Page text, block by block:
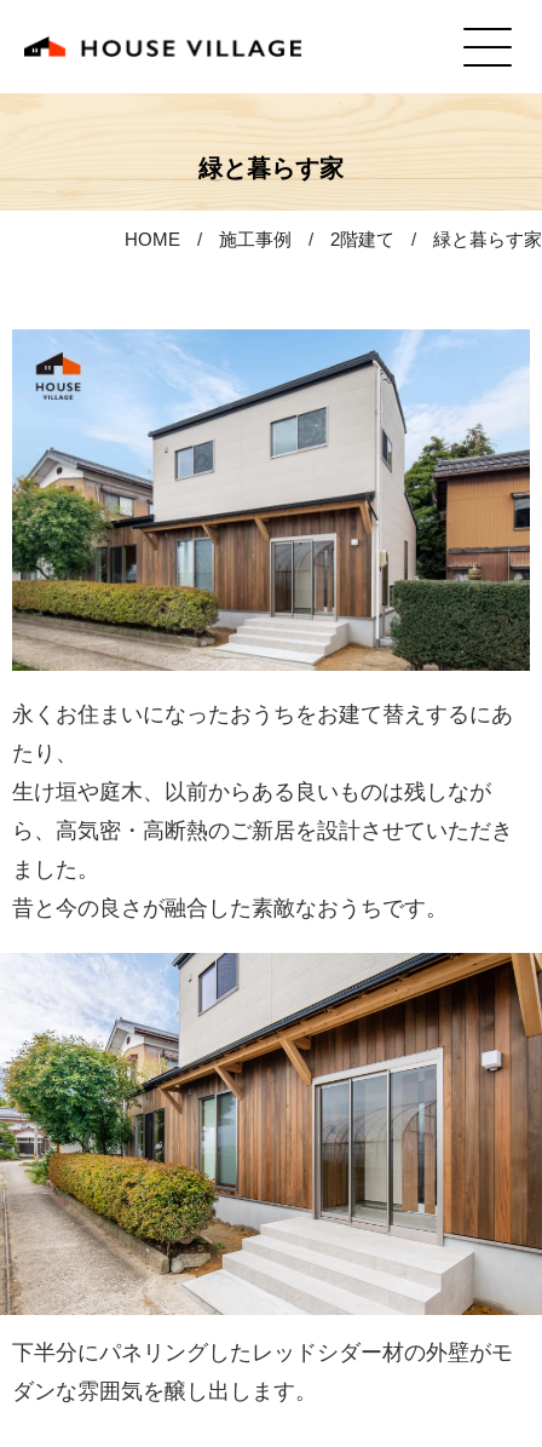
緑と暮らす家
HOME 施工事例 2階建て 緑と暮らす家
永くお住まいになったおうちをお建て替えするにあ
たり、
生け垣や庭木、以前からある良いものは残しなが
ら、高気密・高断熱のご新居を設計させていただき
ました。
昔と今の良さが融合した素敵なおうちです。
下半分にパネリングしたレッドシダー材の外壁がモ
ダンな雰囲気を醸し出します。